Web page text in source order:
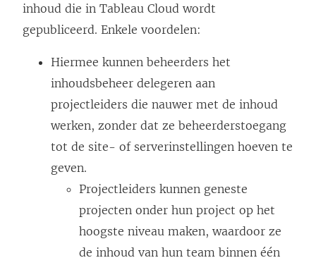
inhoud die in Tableau Cloud wordt
gepubliceerd. Enkele voordelen:
Hiermee kunnen beheerders het
inhoudsbeheer delegeren aan
projectleiders die nauwer met de inhoud
werken, zonder dat ze beheerderstoegang
tot de site- of serverinstellingen hoeven te
geven.
Projectleiders kunnen geneste
projecten onder hun project op het
hoogste niveau maken, waardoor ze
de inhoud van hun team binnen één